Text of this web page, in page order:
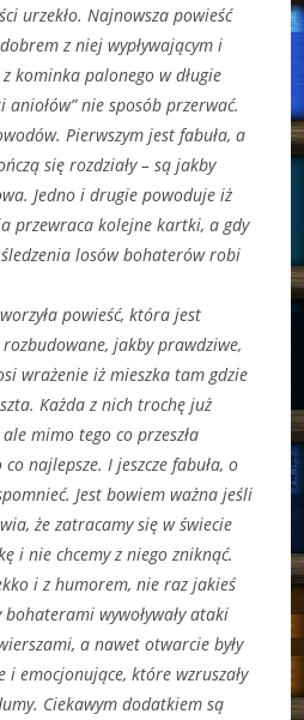
urzekło. Najnowsza powieść
z niej wypływającym i
kominka palonego w długie
aniołów” nie sposób przerwać.
Pierwszym jest fabuła, a
się rozdziały – są jakby
Jedno i drugie powoduje iż
przewraca kolejne kartki, a gdy
losów bohaterów robi
powieść, która jest
jakby prawdziwe,
wrażenie iż mieszka tam gdzie
Każda z nich trochę już
mimo tego co przeszła
najlepsze. I jeszcze fabuła, o
Jest bowiem ważna jeśli
że zatracamy się w świecie
i nie chcemy z niego zniknąć.
i z humorem, nie raz jakieś
wywoływały ataki
a nawet otwarcie były
emocjonujące, które wzruszały
Ciekawym dodatkiem są